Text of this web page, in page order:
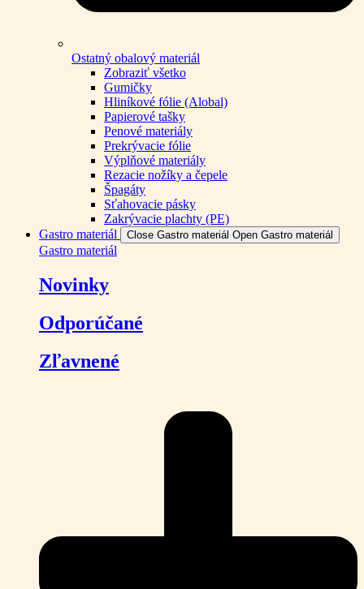
Ostatný obalový materiál
Zobraziť všetko
Gumičky
Hliníkové fólie (Alobal)
Papierové tašky
Penové materiály
Prekrývacie fólie
Výplňové materiály
Rezacie nožíky a čepele
Špagáty
Sťahovacie pásky
Zakrývacie plachty (PE)
Gastro materiál
Close Gastro materiál Open Gastro materiál
Gastro materiál
Novinky
Odporúčané
Zľavnené